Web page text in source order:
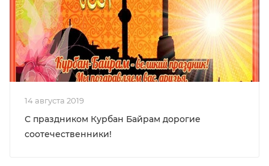
14 августа 2019
С праздником Курбан Байрам дорогие
соотечественники!